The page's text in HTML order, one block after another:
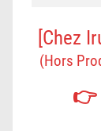
[Chez
(Hors
👉